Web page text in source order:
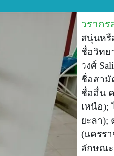
วราก
สนุ่นหรื
ชื่อวิทย
วงศ์
ชื่อสามั
ชื่ออื่น
เหนือ);
ยะลา);
(นครร
ลักษณะ